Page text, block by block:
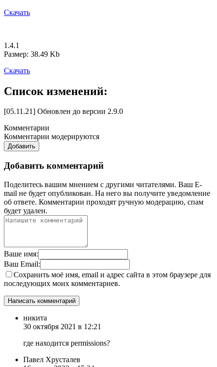
Скачать
1.4.1
Размер: 38.49 Kb
Скачать
Список изменений:
[05.11.21] Обновлен до версии 2.9.0
Комментарии
Комментарии модерируются
Добавить
Добавить комментарий
Поделитесь вашим мнением с другими читателями. Ваш E-
mail не будет опубликован. На него вы получите уведомление
об ответе. Комментарии проходят ручную модерацию, спам
будет удален.
Ваше имя:
Ваш Email:
Сохранить моё имя, email и адрес сайта в этом браузере для
последующих моих комментариев.
никита
30 октября 2021 в 12:21
где находится permissions?
Павел Хрусталев